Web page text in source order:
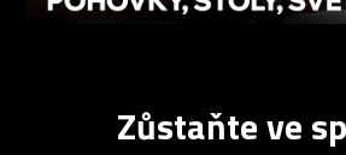
Zůstaňte ve